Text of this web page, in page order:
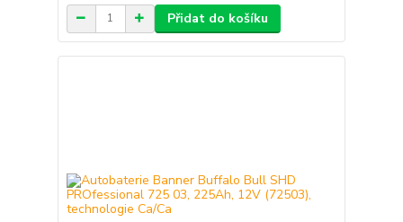
Přidat do košíku